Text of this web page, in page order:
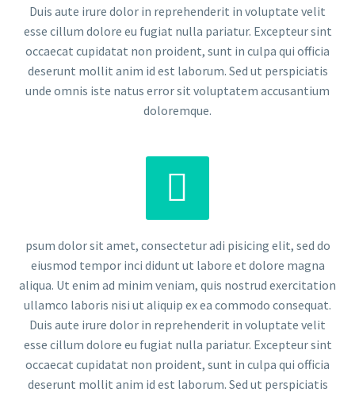
Duis aute irure dolor in reprehenderit in voluptate velit
esse cillum dolore eu fugiat nulla pariatur. Excepteur sint
occaecat cupidatat non proident, sunt in culpa qui officia
deserunt mollit anim id est laborum. Sed ut perspiciatis
unde omnis iste natus error sit voluptatem accusantium
doloremque.


psum dolor sit amet, consectetur adi pisicing elit, sed do
eiusmod tempor inci didunt ut labore et dolore magna
aliqua. Ut enim ad minim veniam, quis nostrud exercitation
ullamco laboris nisi ut aliquip ex ea commodo consequat.
Duis aute irure dolor in reprehenderit in voluptate velit
esse cillum dolore eu fugiat nulla pariatur. Excepteur sint
occaecat cupidatat non proident, sunt in culpa qui officia
deserunt mollit anim id est laborum. Sed ut perspiciatis